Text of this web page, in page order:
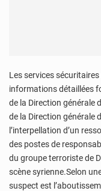
Les services
informations détaillées
de la Direction générale
de la Direction générale
l’interpellation d’un
des postes de
du groupe terroriste de
scène syrienne.Selon
suspect est